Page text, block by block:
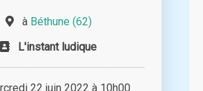
à Béthune (62)
L'instant ludique
22 juin 2022 à 10h00